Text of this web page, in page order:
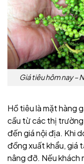
Giá tiêu hôm nay –
Hồ tiêu là mặt hàng
cầu từ các thị
đến giá nội địa. Khi
đồng xuất khẩu, giá
nâng đỡ. Nếu khách